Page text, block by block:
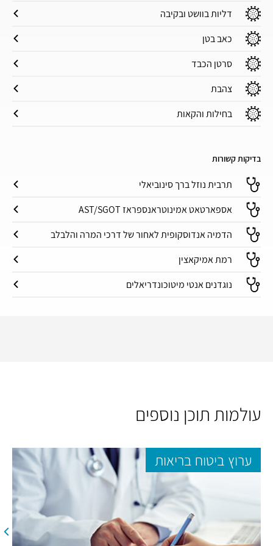
דליות בוושט ובקיבה
כאב בטן
סרטן הכבד
צהבת
בחילות והקאות
בדיקות קשורות
תרבית נוזל ברך סינוביאלי
אספארטאט אמינוטראנספראז AST/SGOT
הדמיה אנדוסקופית לאחור של דרכי המרה והלבלב
רמת אמיקאצין
נוגדנים אנטי מיטוכונדריאלים
עולמות תוכן נוספים
ערוץ ביטוח בריאות